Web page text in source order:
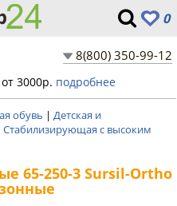
0
8(800) 350-99-12
3000р. подробнее
обувь | Детская и
Стабилизирующая с высоким
65-250-3 Sursil-Ortho